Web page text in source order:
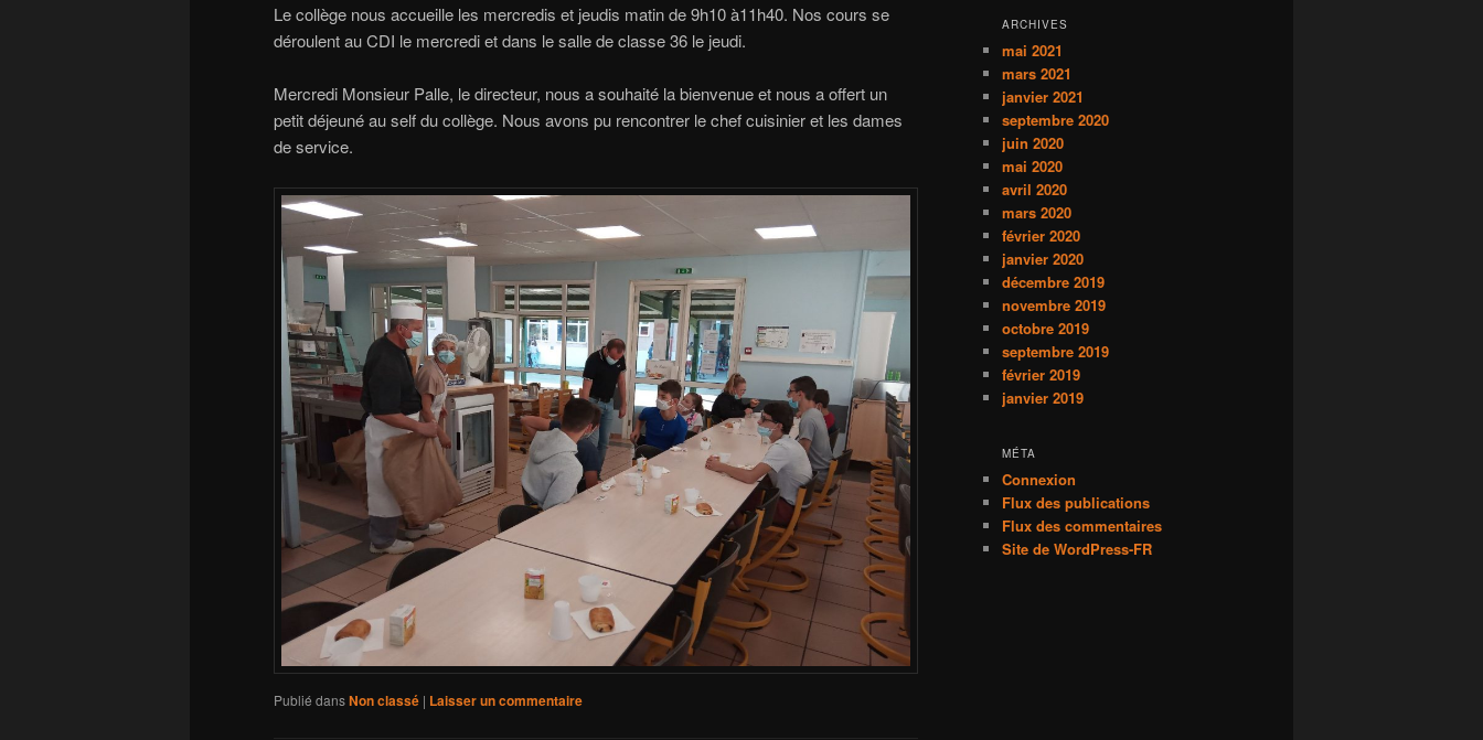
Le collège nous accueille les mercredis et jeudis matin de 9h10 à11h40. Nos cours se
déroulent au CDI le mercredi et dans le salle de classe 36 le jeudi.
Mercredi Monsieur Palle, le directeur, nous a souhaité la bienvenue et nous a offert un
petit déjeuné au self du collège. Nous avons pu rencontrer le chef cuisinier et les dames
de service.
Publié dansNon classé | Laisser un commentaire
ARCHIVES
mai 2021
mars 2021
janvier 2021
septembre 2020
juin 2020
mai 2020
avril 2020
mars 2020
février 2020
janvier 2020
décembre 2019
novembre 2019
octobre 2019
septembre 2019
février 2019
janvier 2019
MÉTA
Connexion
Flux des publications
Flux des commentaires
Site de WordPress-FR